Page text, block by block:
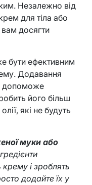
Незалежно від
для тіла або
досягти
бути ефективним
Додавання
допоможе
його більш
які не будуть
муки або
і зроблять
додайте їх у